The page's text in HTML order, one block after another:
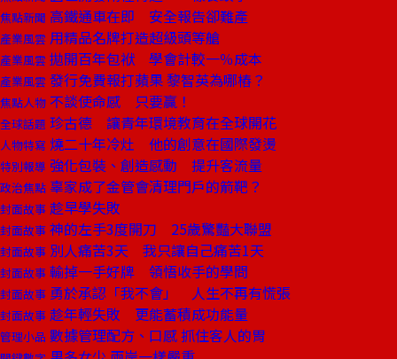
焦點新聞 高鐵通車在即 安全報告卻難產
產業風雲 用精品名牌打造超級頭等艙
產業風雲 拋開百年包袱 學會計較一％成本
產業風雲 發行免費報打蘋果 黎智英為哪樁？
焦點人物 不談使命感 只要贏！
全球話題 珍古德 讓青年環境教育在全球開花
人物特寫 燒二十年冷灶 他的創意在國際發燙
特別報導 強化包裝、創造感動 提升客流量
政治焦點 辜家成了金管會清理門戶的箭靶？
封面故事 趁早學失敗
封面故事 神的左手3度開刀 25歲驚豔大聯盟
封面故事 別人痛苦3天 我只讓自己痛苦1天
封面故事 輸掉一手好牌 領悟收手的學問
封面故事 勇於承認「我不會」 人生不再有慌張
封面故事 趁年輕失敗 更能蓄積成功能量
管理小品 數據管理配方、口感 抓住客人的胃